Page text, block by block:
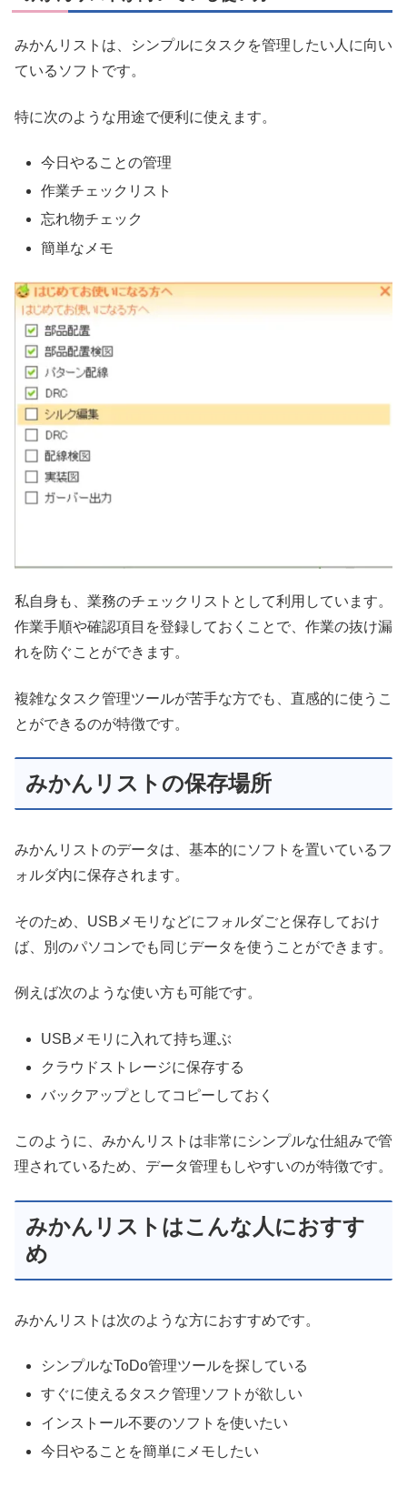
みかんリストは、シンプルにタスクを管理したい人に向い
ているソフトです。
特に次のような用途で便利に使えます。
今日やることの管理
作業チェックリスト
忘れ物チェック
簡単なメモ
私自身も、業務のチェックリストとして利用しています。
作業手順や確認項目を登録しておくことで、作業の抜け漏
れを防ぐことができます。
複雑なタスク管理ツールが苦手な方でも、直感的に使うこ
とができるのが特徴です。
みかんリストの保存場所
みかんリストのデータは、基本的にソフトを置いているフ
ォルダ内に保存されます。
そのため、USBメモリなどにフォルダごと保存しておけ
ば、別のパソコンでも同じデータを使うことができます。
例えば次のような使い方も可能です。
USBメモリに入れて持ち運ぶ
クラウドストレージに保存する
バックアップとしてコピーしておく
このように、みかんリストは非常にシンプルな仕組みで管
理されているため、データ管理もしやすいのが特徴です。
みかんリストはこんな人におすす
め
みかんリストは次のような方におすすめです。
シンプルなToDo管理ツールを探している
すぐに使えるタスク管理ソフトが欲しい
インストール不要のソフトを使いたい
今日やることを簡単にメモしたい